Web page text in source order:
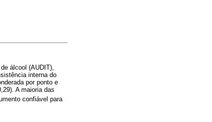
álcool (AUDIT),
interna do
por ponto e
A maioria das
confiável para